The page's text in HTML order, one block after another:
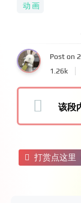
动画
Post on
1.26k
该段
打赏点这里